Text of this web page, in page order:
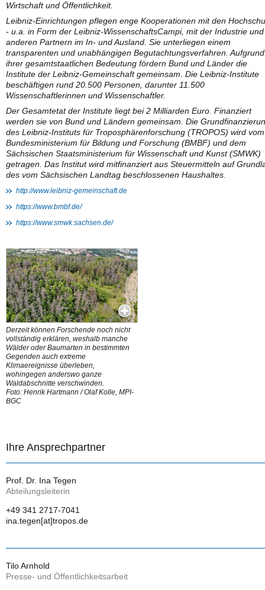
Wirtschaft und Öffentlichkeit.
Leibniz-Einrichtungen pflegen enge Kooperationen mit den
- u.a. in Form der Leibniz-WissenschaftsCampi, mit der Industrie und
anderen Partnern im In- und Ausland. Sie unterliegen einem
transparenten und unabhängigen Begutachtungsverfahren. Aufgrund
ihrer gesamtstaatlichen Bedeutung fördern Bund und Länder die
Institute der Leibniz-Gemeinschaft gemeinsam. Die Leibniz-Institute
beschäftigen rund 20.500 Personen, darunter 11.500
Wissenschaftlerinnen und Wissenschaftler.
Der Gesamtetat der Institute liegt bei 2 Milliarden Euro. Finanziert
werden sie von Bund und Ländern gemeinsam. Die
des Leibniz-Instituts für Troposphärenforschung (TROPOS) wird vom
Bundesministerium für Bildung und Forschung (BMBF) und dem
Sächsischen Staatsministerium für Wissenschaft und Kunst (SMWK)
getragen. Das Institut wird mitfinanziert aus Steuermitteln auf
des vom Sächsischen Landtag beschlossenen Haushaltes.
http://www.leibniz-gemeinschaft.de
https://www.bmbf.de/
https://www.smwk.sachsen.de/
Derzeit können Forschende noch nicht
vollständig erklären, weshalb manche
Wälder oder Baumarten in bestimmten
Gegenden auch extreme
Klimaereignisse überleben,
wohingegen anderswo ganze
Waldabschnitte verschwinden.
Foto: Henrik Hartmann / Olaf Kolle, MPI-
BGC
Ihre Ansprechpartner
Prof. Dr. Ina Tegen
Abteilungsleiterin
+49 341 2717-7041
ina.tegen[at]tropos.de
Tilo Arnhold
Presse- und Öffentlichkeitsarbeit